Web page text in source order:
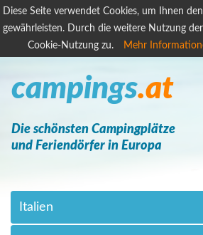
Diese Seite verwendet Cookies, um Ihnen
gewährleisten. Durch die weitere Nutzung
Cookie-Nutzung zu.
Mehr
campings.at
Die schönsten Campingplätze
und Feriendörfer in Europa
Italien